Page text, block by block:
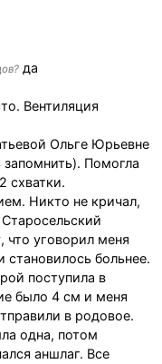
да
Вентиляция
Ольге Юрьевне
Помогла
схватки.
Никто не кричал,
уговорил меня
становилось больнее.
поступила в
было 4 см и меня
в родовое.
одна, потом
аншлаг. Все